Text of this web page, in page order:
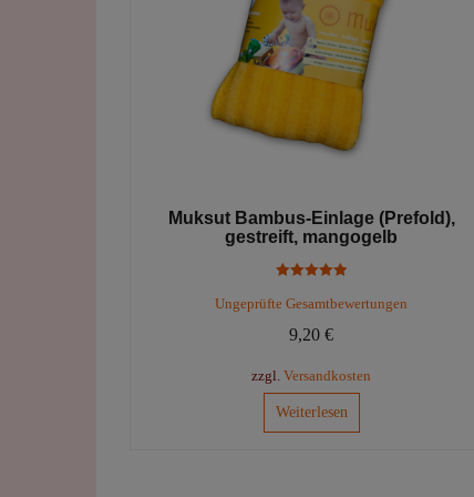
Muksut Bambus-Einlage (Prefold),
gestreift, mangogelb
5.00
Ungeprüfte Gesamtbewertungen
9,20 €
zzgl. Versandkosten
Weiterlesen